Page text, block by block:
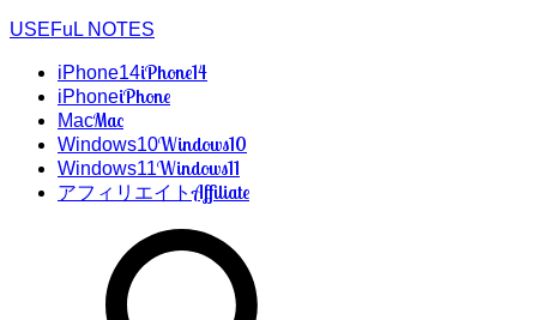
USEFuL NOTES
iPhone14iPhone14
iPhoneiPhone
MacMac
Windows10Windows10
Windows11Windows11
アフィリエイトAffiliate